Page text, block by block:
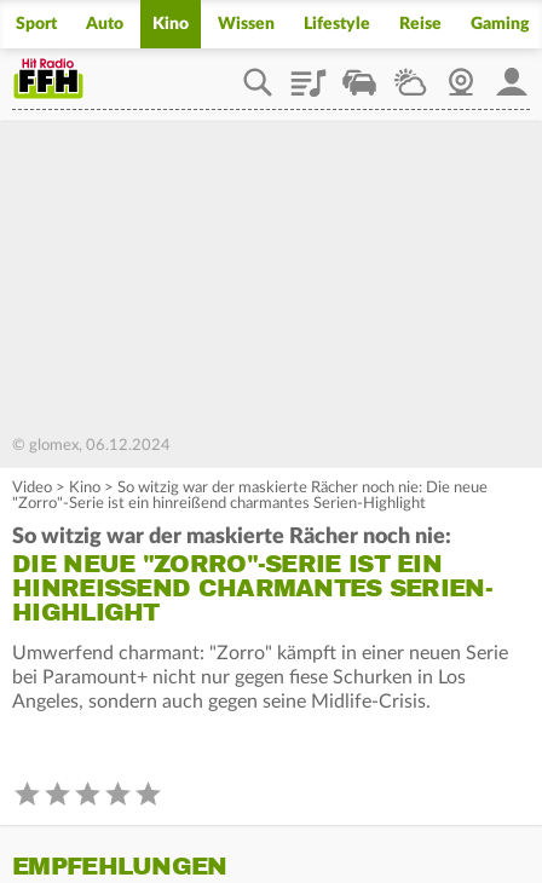
Sport Auto Kino Wissen Lifestyle Reise Gaming
PlaylistStaupilotWetterWebcam
© glomex, 06.12.2024
Video > Kino > So witzig war der maskierte Rächer noch nie: Die neue
"Zorro"-Serie ist ein hinreißend charmantes Serien-Highlight
So witzig war der maskierte Rächer noch nie:
DIE NEUE "ZORRO"-SERIE IST EIN
HINREISSEND CHARMANTES SERIEN-H
IGHLIGHT
Umwerfend charmant: "Zorro" kämpft in einer neuen Serie
bei Paramount+ nicht nur gegen fiese Schurken in Los
Angeles, sondern auch gegen seine Midlife-Crisis.
EMPFEHLUNGEN